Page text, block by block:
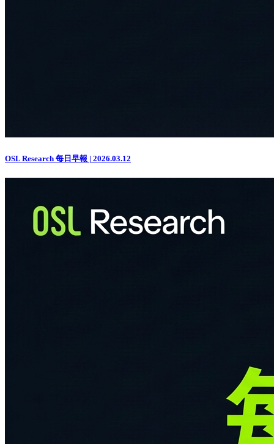
OSL Research 每日早報 | 2026.03.12